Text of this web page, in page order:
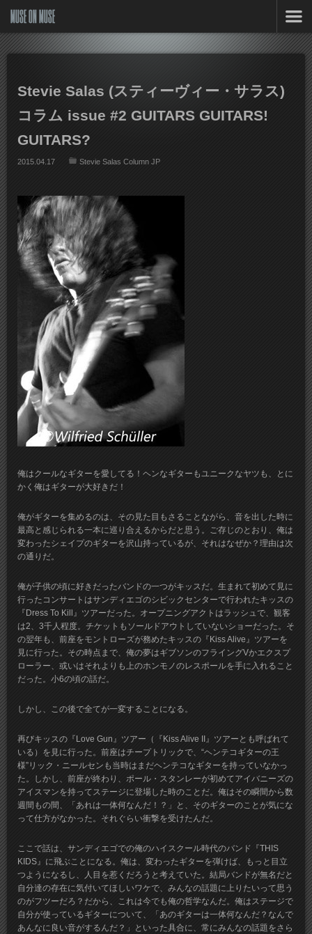
MUSE ON MUSE
Stevie Salas (スティーヴィー・サラス)
コラム issue #2 GUITARS GUITARS!
GUITARS?
2015.04.17 Stevie Salas Column JP
俺はクールなギターを愛してる！ヘンなギターもユニークなヤツも、とに
かく俺はギターが大好きだ！
俺がギターを集めるのは、その見た目もさることながら、音を出した時に
最高と感じられる一本に巡り合えるからだと思う。ご存じのとおり、俺は
変わったシェイプのギターを沢山持っているが、それはなぜか？理由は次
の通りだ。
俺が子供の頃に好きだったバンドの一つがキッスだ。生まれて初めて見に
行ったコンサートはサンディエゴのシビックセンターで行われたキッスの
『Dress To Kill』ツアーだった。オープニングアクトはラッシュで、観客
は2、3千人程度。チケットもソールドアウトしていないショーだった。そ
の翌年も、前座をモントローズが務めたキッスの『Kiss Alive』ツアーを
見に行った。その時点まで、俺の夢はギブソンのフライングVかエクスプ
ローラー、或いはそれよりも上のホンモノのレスポールを手に入れること
だった。小6の頃の話だ。
しかし、この後で全てが一変することになる。
再びキッスの『Love Gun』ツアー（『Kiss Alive II』ツアーとも呼ばれて
いる）を見に行った。前座はチープトリックで、“ヘンテコギターの王
様”リック・ニールセンも当時はまだヘンテコなギターを持っていなかっ
た。しかし、前座が終わり、ポール・スタンレーが初めてアイバニーズの
アイスマンを持ってステージに登場した時のことだ。俺はその瞬間から数
週間もの間、「あれは一体何なんだ！？」と、そのギターのことが気にな
って仕方がなかった。それぐらい衝撃を受けたんだ。
ここで話は、サンディエゴでの俺のハイスクール時代のバンド『THIS
KIDS』に飛ぶことになる。俺は、変わったギターを弾けば、もっと目立
つようになるし、人目を惹くだろうと考えていた。結局バンドが無名だと
自分達の存在に気付いてほしいワケで、みんなの話題に上りたいって思う
のがフツーだろ？だから、これは今でも俺の哲学なんだ。俺はステージで
自分が使っているギターについて、「あのギターは一体何なんだ？なんで
あんなに良い音がするんだ？」といった具合に、常にみんなの話題をさら